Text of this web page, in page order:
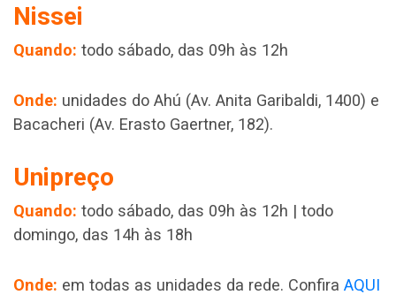
Nissei
Quando: todo sábado, das 09h às 12h
Onde: unidades do Ahú (Av. Anita Garibaldi, 1400) e
Bacacheri (Av. Erasto Gaertner, 182).
Unipreço
Quando: todo sábado, das 09h às 12h | todo
domingo, das 14h às 18h
Onde: em todas as unidades da rede. Confira AQUI